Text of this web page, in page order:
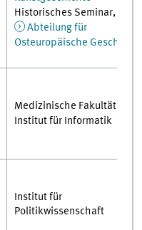
Historisches Seminar,
Abteilung für
Osteuropäische
Medizinische Fakultät,
Institut für Informatik
Institut für
Politikwissenschaft